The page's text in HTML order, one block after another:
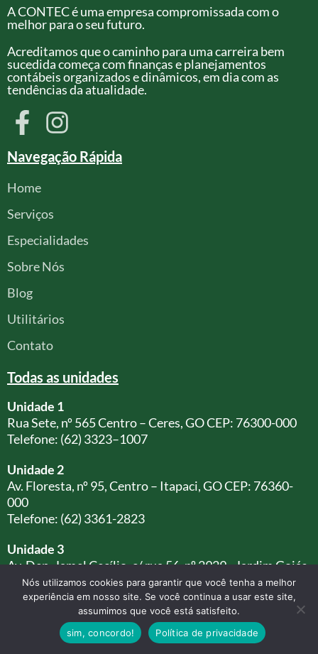
A CONTEC é uma empresa compromissada com o
melhor para o seu futuro.
Acreditamos que o caminho para uma carreira bem
sucedida começa com finanças e planejamentos
contábeis organizados e dinâmicos, em dia com as
tendências da atualidade.
Navegação Rápida
Home
Serviços
Especialidades
Sobre Nós
Blog
Utilitários
Contato
Todas as unidades
Unidade 1
Rua Sete, nº 565 Centro – Ceres, GO CEP: 76300-000
Telefone: (62) 3323–1007
Unidade 2
Av. Floresta, nº 95, Centro – Itapaci, GO CEP: 76360-
000
Telefone: (62) 3361-2823
Unidade 3
Av. Dep. Jamel Cecílio, c/ rua 56, nº 2929 - Jardim Goiás,
Goiânia - GO, - Edifício Brookfield Towers
CEP: 74810-240
Torre A - 16° Andar Sala 1618
Telefone: (62) 3945-2480
Nós utilizamos cookies para garantir que você tenha a melhor
experiência em nosso site. Se você continua a usar este site,
assumimos que você está satisfeito.
sim, concordo!
Política de privacidade